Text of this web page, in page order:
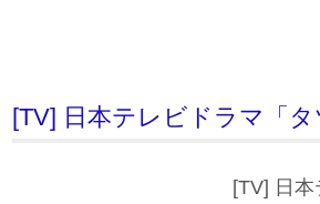
[TV] 日本テレビドラマ「
[TV] 日